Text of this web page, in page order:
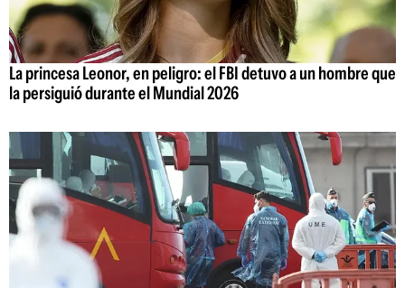
La princesa Leonor, en peligro: el FBI detuvo a un hombre que
la persiguió durante el Mundial 2026